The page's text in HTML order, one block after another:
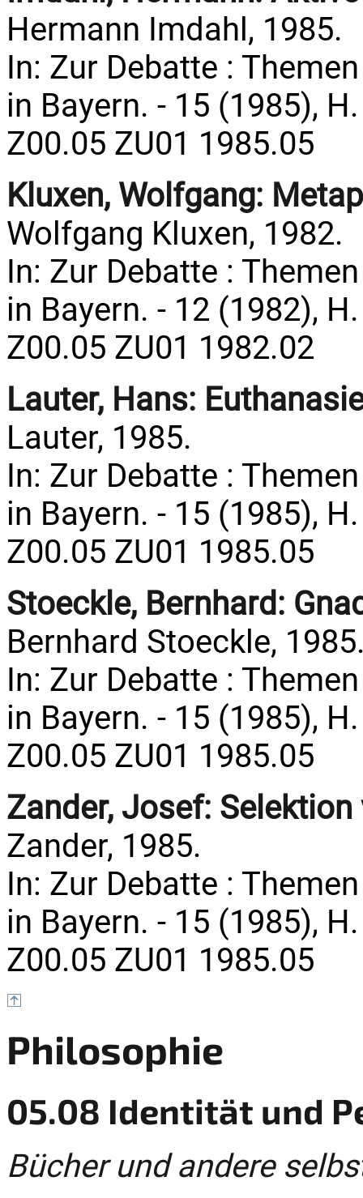
Hermann Imdahl, 1985.
In: Zur Debatte :
in Bayern. - 15 (1985),
Z00.05 ZU01 1985.05
Kluxen, Wolfgang:
Wolfgang Kluxen, 1982.
In: Zur Debatte :
in Bayern. - 12 (1982),
Z00.05 ZU01 1982.02
Lauter, Hans:
Lauter, 1985.
In: Zur Debatte :
in Bayern. - 15 (1985),
Z00.05 ZU01 1985.05
Stoeckle, Bernhard:
Bernhard Stoeckle,
In: Zur Debatte :
in Bayern. - 15 (1985),
Z00.05 ZU01 1985.05
Zander, Josef: Selektion
Zander, 1985.
In: Zur Debatte :
in Bayern. - 15 (1985),
Z00.05 ZU01 1985.05
Philosophie
05.08 Identität und
Bücher und andere